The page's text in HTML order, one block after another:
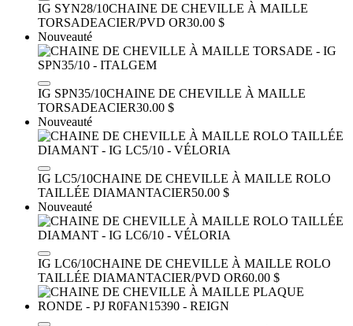
IG SYN28/10CHAINE DE CHEVILLE À MAILLE
TORSADEACIER/PVD OR30.00 $
Nouveauté
IG SPN35/10CHAINE DE CHEVILLE À MAILLE
TORSADEACIER30.00 $
Nouveauté
IG LC5/10CHAINE DE CHEVILLE À MAILLE ROLO
TAILLÉE DIAMANTACIER50.00 $
Nouveauté
IG LC6/10CHAINE DE CHEVILLE À MAILLE ROLO
TAILLÉE DIAMANTACIER/PVD OR60.00 $